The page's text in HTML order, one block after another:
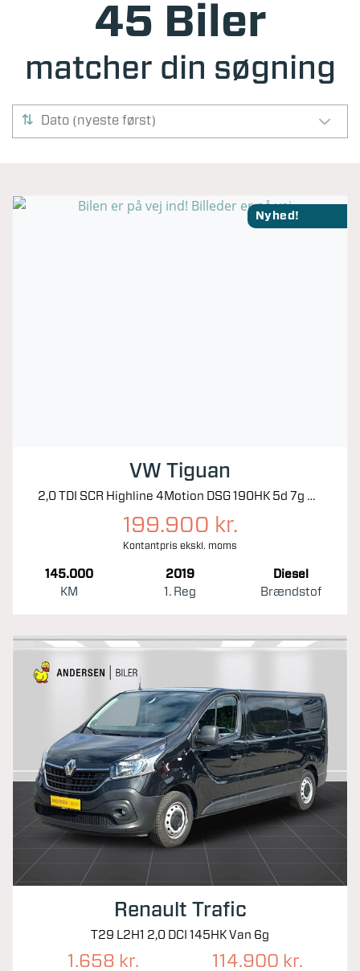
45 Biler
matcher din søgning
Dato (nyeste først)
Nyhed!
VW Tiguan
2,0 TDI SCR Highline 4Motion DSG 190HK 5d 7g Aut.
199.900 kr.
Kontantpris ekskl. moms
145.000
KM
2019
1. Reg
Diesel
Brændstof
Renault Trafic
T29 L2H1 2,0 DCI 145HK Van 6g
1.658 kr. 114.900 kr.